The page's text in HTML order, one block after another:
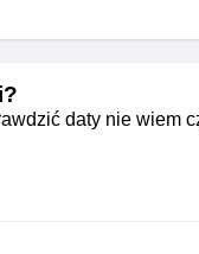
daty nie wiem